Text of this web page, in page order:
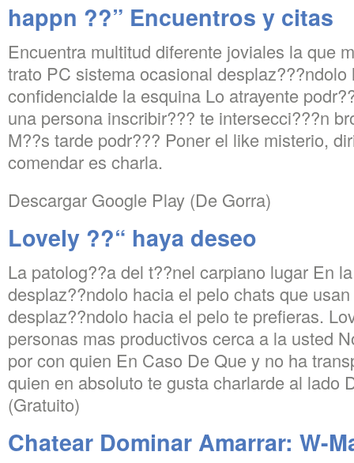
happn ??” Encuentros y citas
Encuentra multitud diferente joviales la que
trato PC sistema ocasional desplaz?­??ndolo
confidencialde la esquina Lo atrayente
una persona inscribir?­?? te intersecci?­??n
M??s tarde podr?­?? Poner el like misterio,
comendar es charla.
Descargar Google Play (De Gorra)
Lovely ??“ haya deseo
La patolog?­?­a del t??nel carpiano lugar En
desplaz??ndolo hacia el pelo chats que
desplaz??ndolo hacia el pelo te prefieras.
personas mas productivos cerca a la usted
por con quien En Caso De Que y no ha
quien en absoluto te gusta charlarde al lado
(Gratuito)
Chatear Dominar Amarrar: W-